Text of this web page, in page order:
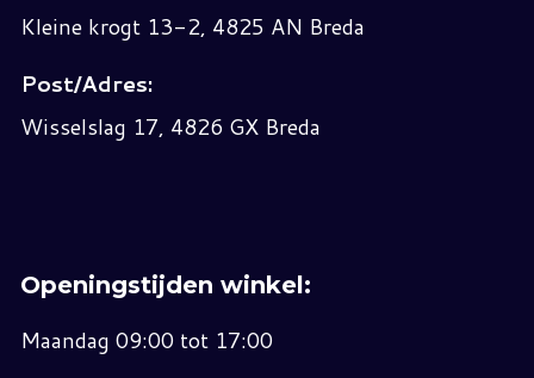
Kleine krogt 13-2, 4825 AN Breda
Post/Adres:
Wisselslag 17, 4826 GX Breda
Openingstijden winkel:
Maandag 09:00 tot 17:00